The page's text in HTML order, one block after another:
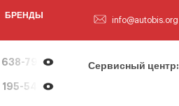
БРЕНДЫ
info@autobis.org
638-79-23
195-54-65
Сервисный центр: